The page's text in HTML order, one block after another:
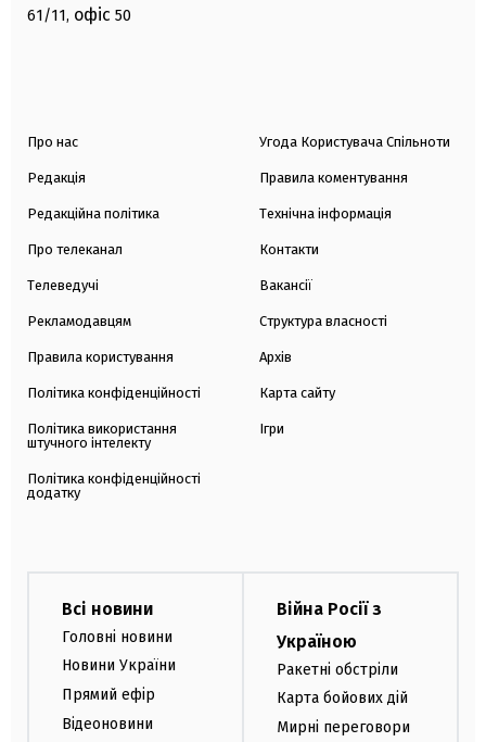
61/11, офіс 50
Про нас
Редакція
Редакційна політика
Про телеканал
Телеведучі
Рекламодавцям
Правила користування
Політика конфіденційності
Політика використання
штучного інтелекту
Політика конфіденційності
додатку
Угода Користувача Спільноти
Правила коментування
Технічна інформація
Контакти
Вакансії
Структура власності
Архів
Карта сайту
Ігри
Всі новини
Головні новини
Новини України
Прямий ефір
Відеоновини
Війна Росії з
Україною
Ракетні обстріли
Карта бойових дій
Мирні переговори